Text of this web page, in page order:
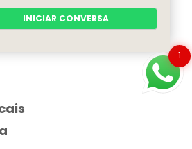
1
INICIAR CONVERSA